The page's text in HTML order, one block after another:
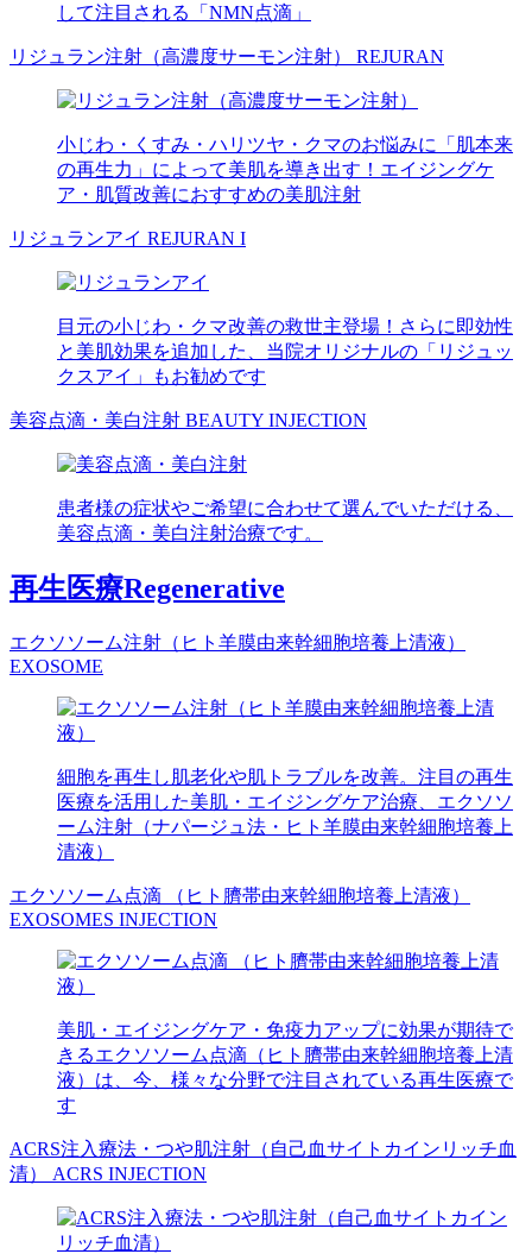
して注目される「NMN点滴」
リジュラン注射（高濃度サーモン注射） REJURAN
小じわ・くすみ・ハリツヤ・クマのお悩みに「肌本来
の再生力」によって美肌を導き出す！エイジングケ
ア・肌質改善におすすめの美肌注射
リジュランアイ REJURAN I
目元の小じわ・クマ改善の救世主登場！さらに即効性
と美肌効果を追加した、当院オリジナルの「リジュッ
クスアイ」もお勧めです
美容点滴・美白注射 BEAUTY INJECTION
患者様の症状やご希望に合わせて選んでいただける、
美容点滴・美白注射治療です。
再生医療Regenerative
エクソソーム注射（ヒト羊膜由来幹細胞培養上清液）
EXOSOME
細胞を再生し肌老化や肌トラブルを改善。注目の再生
医療を活用した美肌・エイジングケア治療、エクソソ
ーム注射（ナパージュ法・ヒト羊膜由来幹細胞培養上
清液）
エクソソーム点滴 （ヒト臍帯由来幹細胞培養上清液）
EXOSOMES INJECTION
美肌・エイジングケア・免疫力アップに効果が期待で
きるエクソソーム点滴（ヒト臍帯由来幹細胞培養上清
液）は、今、様々な分野で注目されている再生医療で
す
ACRS注入療法・つや肌注射（自己血サイトカインリッチ血
清） ACRS INJECTION